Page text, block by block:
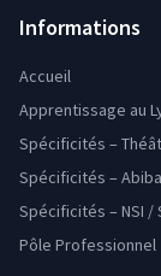
Informations
Accueil
Apprentissage au
Spécificités –
Spécificités –
Spécificités – NSI /
Pôle Professionnel